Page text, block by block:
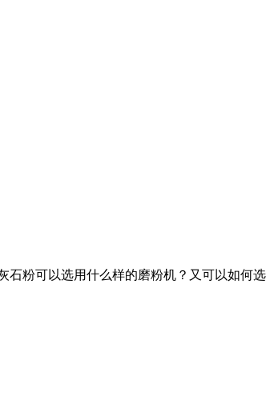
石粉可以选用什么样的磨粉机？又可以如何选